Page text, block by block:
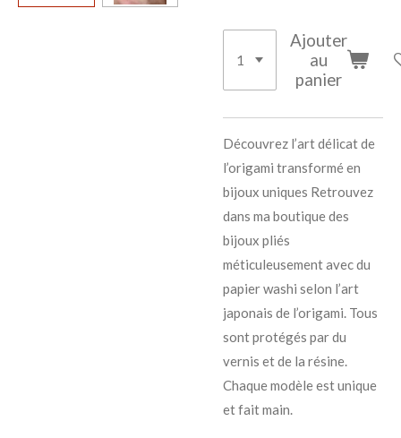
Ajouter
au
panier
Découvrez l’art délicat de
l’origami transformé en
bijoux uniques Retrouvez
dans ma boutique des
bijoux pliés
méticuleusement avec du
papier washi selon l’art
japonais de l’origami. Tous
sont protégés par du
vernis et de la résine.
Chaque modèle est unique
et fait main.